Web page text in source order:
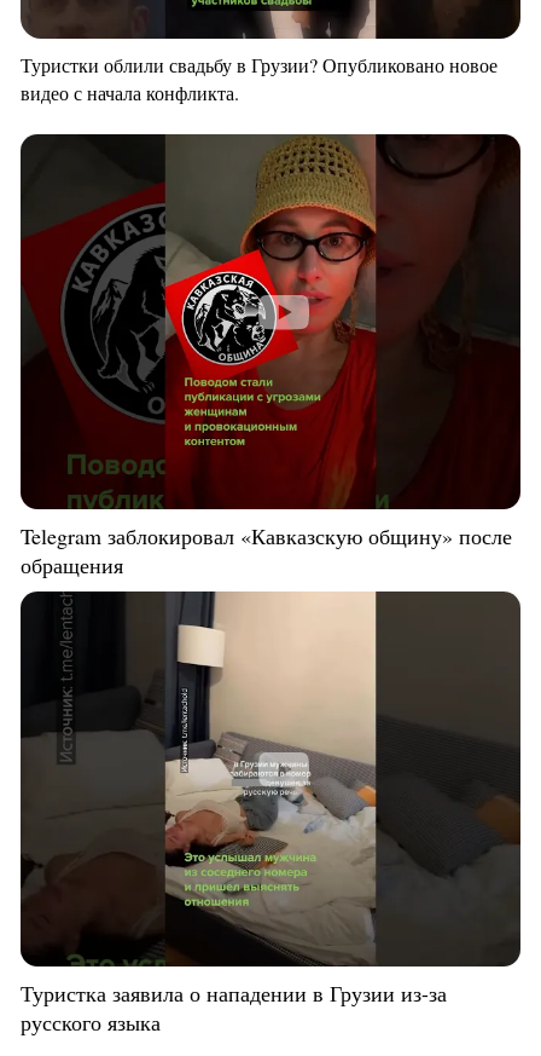
Туристки облили свадьбу в Грузии? Опубликовано новое
видео с начала конфликта.
Telegram заблокировал «Кавказскую общину» после
обращения
Туристка заявила о нападении в Грузии из-за
русского языка